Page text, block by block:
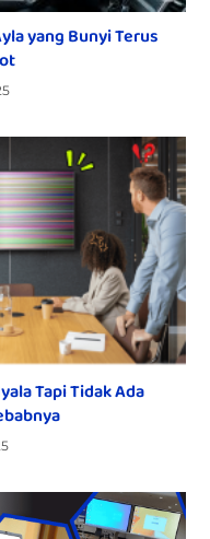
yang Bunyi Terus
Tapi Tidak Ada